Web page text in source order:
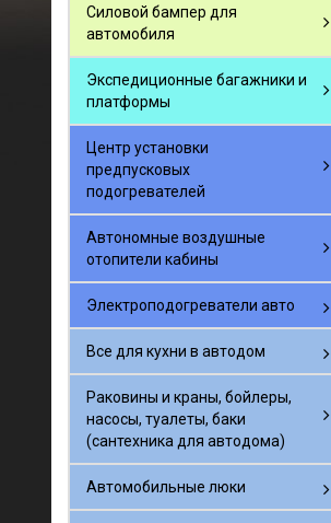
Силовой бампер для
автомобиля
Экспедиционные багажники и
платформы
Центр установки
предпусковых
подогревателей
Автономные воздушные
отопители кабины
Электроподогреватели авто
Все для кухни в автодом
Раковины и краны, бойлеры,
насосы, туалеты, баки
(сантехника для автодома)
Автомобильные люки